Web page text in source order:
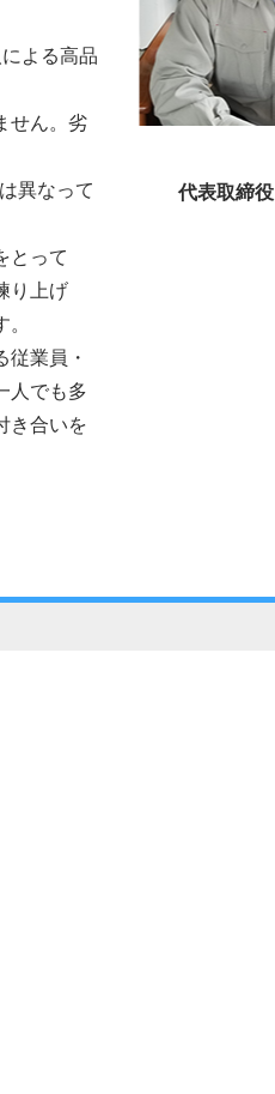
代表取締役
よる高品
せん。劣
異なって
とって
り上げ
業員・
人でも多
き合いを